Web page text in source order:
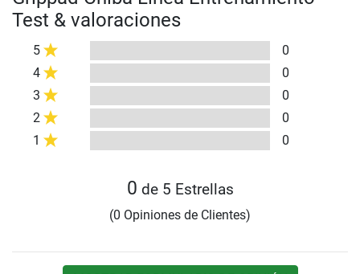
Test & valoraciones
5
0
4
0
3
0
2
0
1
0
0 de 5 Estrellas
(0 Opiniones de Clientes)